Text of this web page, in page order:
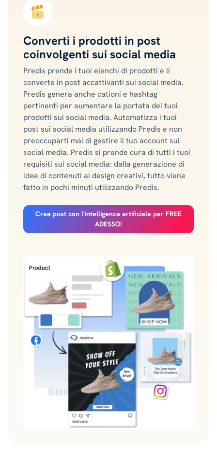
Converti i prodotti in post
coinvolgenti sui social media
Predis prende i tuoi elenchi di prodotti e li
converte in post accattivanti sui social media.
Predis genera anche cationi e hashtag
pertinenti per aumentare la portata dei tuoi
prodotti sui social media. Automatizza i tuoi
post sui social media utilizzando Predis e non
preoccuparti mai di gestire il tuo account sui
social media. Predis si prende cura di tutti i tuoi
requisiti sui social media: dalla generazione di
idee di contenuti ai design creativi, tutto viene
fatto in pochi minuti utilizzando Predis.
Crea post con l'intelligenza artificiale per FREE
ADESSO!